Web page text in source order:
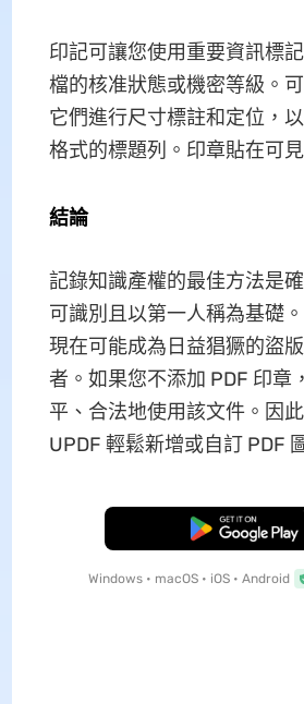
印記可讓您使用重要資訊標
檔的核准狀態或機密等級。
它們進行尺寸標註和定位，
格式的標題列。印章貼在可
結論
記錄知識產權的最佳方法是
可識別且以第一人稱為基礎
現在可能成為日益猖獗的盜
者。如果您不添加 PDF 印章
平、合法地使用該文件。因
UPDF 輕鬆新增或自訂 PDF
免費下載
Windows • macOS • iOS • Android